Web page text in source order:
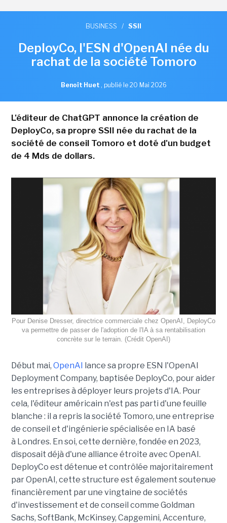
BUSINESS / SSII
DeployCo, l'ESN d'OpenAI née du
rachat de la société Tomoro
Benoît Huet , publié le 20 Mai 2026
L'éditeur de ChatGPT annonce la création de
DeployCo, sa propre SSII née du rachat de la
société de conseil Tomoro et doté d'un budget
de 4 Mds de dollars.
Pour Denise Dresser, directrice commerciale chez OpenAI, DeployCo
va permettre de passer de l'adoption de l'IA à sa rentabilisation
concrète sur le terrain. (Crédit OpenAI)
Début mai, OpenAI lance sa propre ESN l'OpenAI
Deployment Company, baptisée DeployCo, pour aider
les entreprises à déployer leurs projets d'IA. Pour
cela, l'éditeur américain n'est pas parti d'une feuille
blanche : il a repris la société Tomoro, une entreprise
de conseil et d'ingénierie spécialisée en IA basé
à Londres. En soi, cette dernière, fondée en 2023,
disposait déjà d'une alliance étroite avec OpenAI.
DeployCo est détenue et contrôlée majoritairement
par OpenAI, cette structure est également soutenue
financièrement par une vingtaine de sociétés
d'investissement et de conseil comme Goldman
Sachs, SoftBank, McKinsey, Capgemini, Accenture,